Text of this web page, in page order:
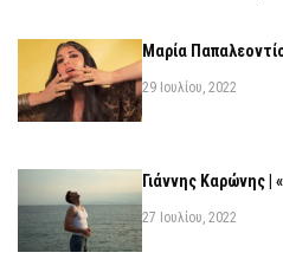
Μαρία
29 Ιουλίου, 2022
Γιάννης Καρώνης |
27 Ιουλίου, 2022